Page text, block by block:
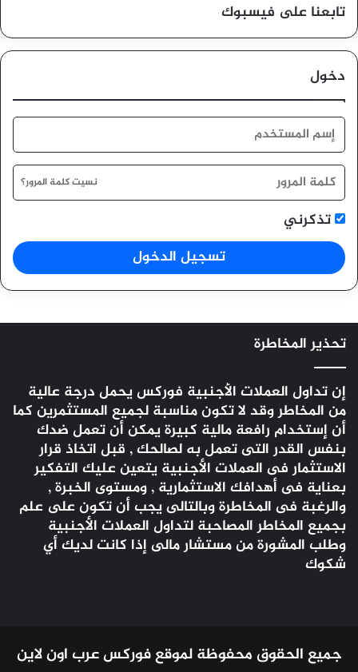
تابعنا على فيسبوك
دخول
نسيت كلمة المرور؟
تذكرني
تسجيل الدخول
تحذير المخاطرة
إن تداول العملات الأجنبية فوركسيحمل درجة عالية
من المخاطر وقد لا تكون مناسبة لجميع المستثمرين كما
أن إستخدام رافعة مالية كبيرة يمكن أن تعمل ضدك
بنفس القدر التى تعمل به لصالحك , قبل اتخاذ قرار
الاستثمار فى العملات الأجنبية يتعين عليك التفكير
بعناية فى أهدافك الاستثمارية , ومستوى الخبرة ,
والرغبة فى المخاطرة وبالتالى يجب أن تكون على علم
بجميع المخاطر المصاحبة لتداول العملات الأجنبية
وطلب المشورة من مستشار مالى إذا كانت لديك أي
شكوك
جميع الحقوق محفوظة لموقع فوركس عرب اون لاين